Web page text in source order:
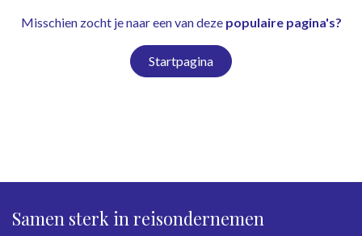
Misschien zocht je naar een van deze populaire pagina's?
Startpagina
Samen sterk in reisondernemen